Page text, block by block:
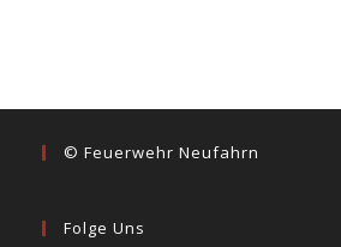
© Feuerwehr Neufahrn
Folge Uns